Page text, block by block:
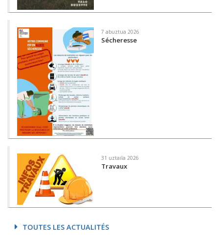
7 abuztua 2026
Sécheresse
31 uztaila 2026
Travaux
TOUTES LES ACTUALITÉS